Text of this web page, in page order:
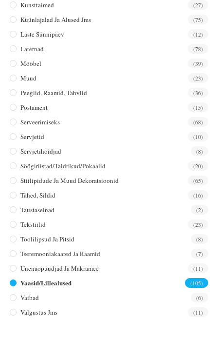
Kunsttaimed (27)
Küünlajalad Ja Alused Jms (75)
Laste Sünnipäev (12)
Laternad (78)
Mööbel (39)
Muud (23)
Peeglid, Raamid, Tahvlid (36)
Postament (15)
Serveerimiseks (68)
Servjetid (10)
Servjetihoidjad (8)
Söögiriistad/taldrikud/pokaalid (20)
Stiilipidude Ja Muud Dekoratsioonid (65)
Tähed, Sildid (16)
Taustaseinad (2)
Tekstiilid (23)
Toolilipsud Ja Pitsid (8)
Tseremooniakaared Ja Raamid (7)
Unenäopüüdjad Ja Makramee (11)
Vaasid/lillealused (105)
Vaibad (6)
Valgustus Jms (11)